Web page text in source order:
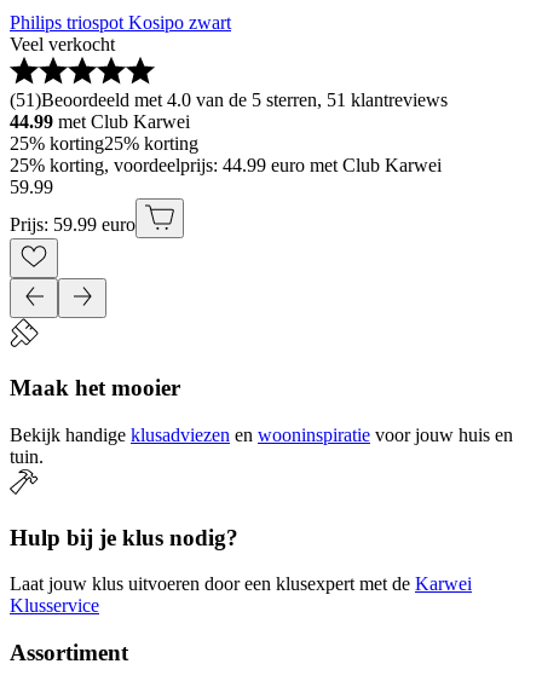
Philips triospot Kosipo zwart
Veel verkocht
(51)Beoordeeld met 4.0 van de 5 sterren, 51 klantreviews
44.99 met Club Karwei
25% korting25% korting
25% korting, voordeelprijs: 44.99 euro met Club Karwei
59.99
Prijs: 59.99 euro
Maak het mooier
Bekijk handige klusadviezen en wooninspiratie voor jouw huis en
tuin.
Hulp bij je klus nodig?
Laat jouw klus uitvoeren door een klusexpert met de Karwei
Klusservice
Assortiment